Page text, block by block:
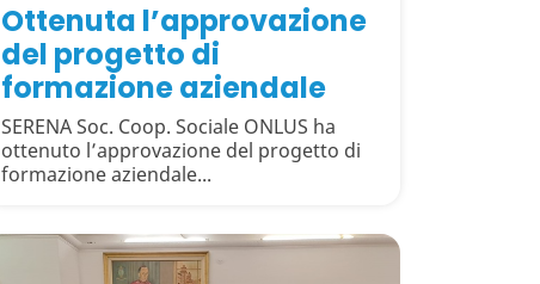
Ottenuta l’approvazione
del progetto di
formazione aziendale
SERENA Soc. Coop. Sociale ONLUS ha
ottenuto l’approvazione del progetto di
formazione aziendale...